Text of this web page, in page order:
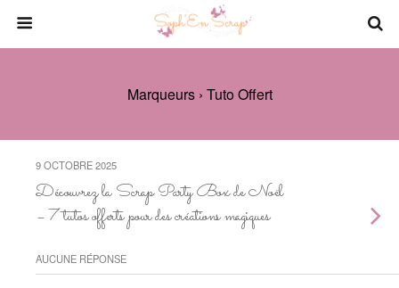
Marqueurs › Tuto Offert
9 OCTOBRE 2025
Découvrez la Scrap Party Box de Noël
– 7 tutos offerts pour des créations magiques
AUCUNE RÉPONSE